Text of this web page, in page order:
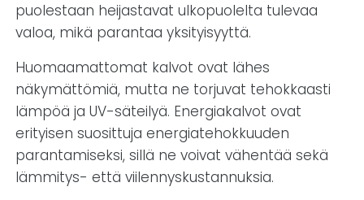
puolestaan heijastavat ulkopuolelta tulevaa
valoa, mikä parantaa yksityisyyttä.
Huomaamattomat kalvot ovat lähes
näkymättömiä, mutta ne torjuvat tehokkaasti
lämpöä ja UV-säteilyä. Energiakalvot ovat
erityisen suosittuja energiatehokkuuden
parantamiseksi, sillä ne voivat vähentää sekä
lämmitys- että viilennyskustannuksia.